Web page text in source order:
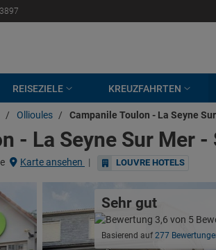
REISEZIELE KREUZFAHRTEN
/ Ollioules / Campanile Toulon - La Seyne
- La Seyne Sur Mer -
Karte ansehen | LOUVRE HOTELS
Sehr gut
Basierend auf277